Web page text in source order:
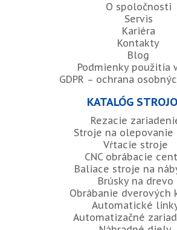
O spoločnosti
Servis
Kariéra
Kontakty
Blog
Podmienky použitia
GDPR – ochrana
KATALÓG
Rezacie
Stroje na olepovanie
Vŕtacie stroje
CNC obrábacie
Baliace stroje na
Brúsky na drevo
Obrábanie dverových
Automatické
Automatizačné